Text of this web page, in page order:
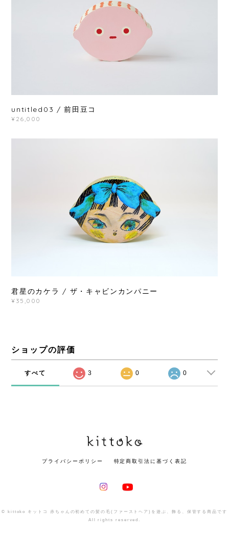
untitled03 / 前田豆コ
¥26,000
君星のカケラ / ザ・キャビンカンパニー
¥35,000
ショップの評価
すべて 3 0 0
プライバシーポリシー 特定商取引法に基づく表記
© kittoko キットコ 赤ちゃんの初めての髪の毛(ファーストヘア)を遊ぶ、飾る、保管する商品です
All rights reserved.